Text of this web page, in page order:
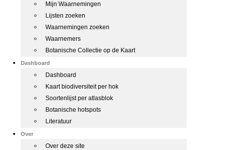
Mijn Waarnemingen
Lijsten zoeken
Waarnemingen zoeken
Waarnemers
Botanische Collectie op de Kaart
Dashboard
Dashboard
Kaart biodiversiteit per hok
Soortenlijst per atlasblok
Botanische hotspots
Literatuur
Over
Over deze site